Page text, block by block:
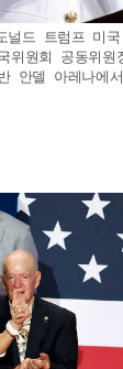
널드 트럼프 미
위원회 공동위원
안델 아레나에